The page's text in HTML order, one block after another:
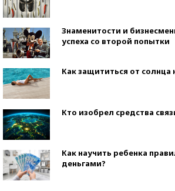
Знаменитости и
успеха со второй попытки
Как защититься от солнца
Кто изобрел средства
Как научить ребенка
деньгами?